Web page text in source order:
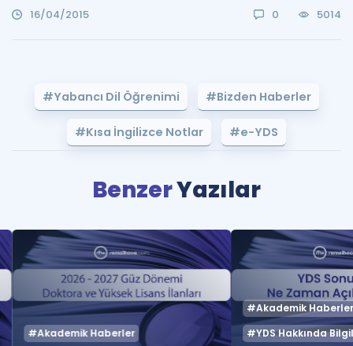
16/04/2015 0 5014
#Yabancı Dil Öğrenimi #Bizden Haberler
#Kısa İngilizce Notlar #e-YDS
BenzerYazılar
#Akademik Haberler
#Akademik
#YDS Hakkında